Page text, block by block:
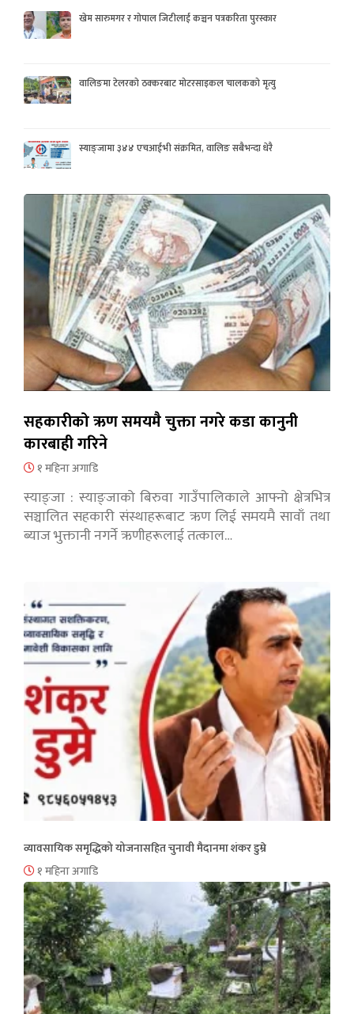
खेम सारुमगर र गोपाल जिटीलाई कञ्चन पत्रकरिता पुरस्कार
वालिङमा टेलरको ठक्करबाट मोटरसाइकल चालकको मृत्यु
स्याङ्जामा ३४४ एचआईभी संक्रमित, वालिङ सबैभन्दा धेरै
सहकारीको ऋण समयमै चुक्ता नगरे कडा कानुनी
कारबाही गरिने
१ महिना अगाडि
स्याङ्जा : स्याङ्जाको बिरुवा गाउँपालिकाले आफ्नो क्षेत्रभित्र
सञ्चालित सहकारी संस्थाहरूबाट ऋण लिई समयमै सावाँ तथा
ब्याज भुक्तानी नगर्ने ऋणीहरूलाई तत्काल…
व्यावसायिक समृद्धिको योजनासहित चुनावी मैदानमा शंकर डुम्रे
१ महिना अगाडि